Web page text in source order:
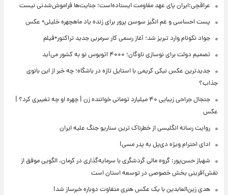
عراقچی:ایران پای عهد مقاومت ایستاده‌است؛ جنایت‌ها فراموش‌شدنی نیست
پست احساسی و غم انگیز سوسن پرور برای زنده یاد ماهچهره خلیلی+ عکس
جواد نکونام وارد تبریز شد؛ آغاز رسمی کار سرمربی جدید تراکتور+فیلم
تصمیم دولت برای نوسازی ناوگان؛ ۴۰۰۰ اتوبوس نو به کشور می‌آید
جدیدترین عکس نیکی کریمی با استایل تازه در باشگاه؛ چه خبر از این بانوی
جذاب؟
جنجال جراحی زیبایی ۴۰ میلیارد تومانی خواننده زن | چهره او چه تغییری کرد؟ |
عکس
روایت رسانه انگلیسی از خطرناک ترین سناریو جنگ علیه ایران
ادای احترام ویژه دی‌پل به پدر مسی!
شهباز حسن‌پور: گروه مالی گردشگری با سرمایه‌گذاری در کرمان، الگویی موفق از
نقش‌آفرینی بخش خصوصی در توسعه استان است
هدی زین‌العابدین با یک عکس هنری متفاوت دوباره خبرساز شد!